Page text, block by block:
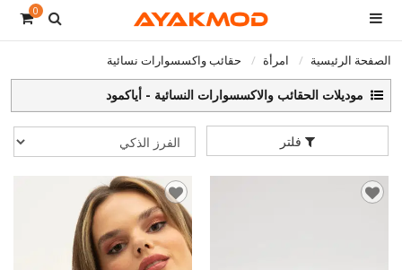
0
الصفحة الرئيسية امرأة حقائب واكسسوارات نسائية
موديلات الحقائب والاكسسوارات النسائية - أياكمود
فلتر